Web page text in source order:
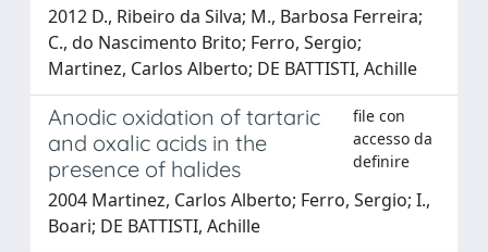
2012 D., Ribeiro da Silva; M., Barbosa Ferreira;
C., do Nascimento Brito; Ferro, Sergio;
Martinez, Carlos Alberto; DE BATTISTI, Achille
Anodic oxidation of tartaric
and oxalic acids in the
presence of halides
file con
accesso da
definire
2004 Martinez, Carlos Alberto; Ferro, Sergio; I.,
Boari; DE BATTISTI, Achille